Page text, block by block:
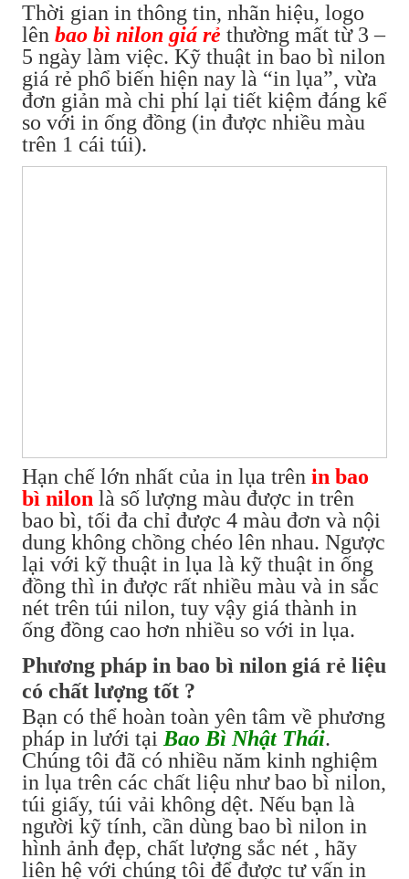
Thời gian in thông tin, nhãn hiệu, logo
lên bao bì nilon giá rẻ thường mất từ 3 –
5 ngày làm việc. Kỹ thuật in bao bì nilon
giá rẻ phổ biến hiện nay là “in lụa”, vừa
đơn giản mà chi phí lại tiết kiệm đáng kể
so với in ống đồng (in được nhiều màu
trên 1 cái túi).
Hạn chế lớn nhất của in lụa trên in bao
bì nilon là số lượng màu được in trên
bao bì, tối đa chỉ được 4 màu đơn và nội
dung không chồng chéo lên nhau. Ngược
lại với kỹ thuật in lụa là kỹ thuật in ống
đồng thì in được rất nhiều màu và in sắc
nét trên túi nilon, tuy vậy giá thành in
ống đồng cao hơn nhiều so với in lụa.
Phương pháp in bao bì nilon giá rẻ liệu
có chất lượng tốt ?
Bạn có thể hoàn toàn yên tâm về phương
pháp in lưới tại Bao Bì Nhật Thái.
Chúng tôi đã có nhiều năm kinh nghiệm
in lụa trên các chất liệu như bao bì nilon,
túi giấy, túi vải không dệt. Nếu bạn là
người kỹ tính, cần dùng bao bì nilon in
hình ảnh đẹp, chất lượng sắc nét , hãy
liên hệ với chúng tôi để được tư vấn in